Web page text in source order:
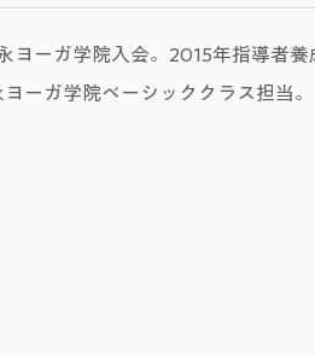
ヨーガ学院入会。2015年指導者
ーガ学院ベーシッククラス担当。